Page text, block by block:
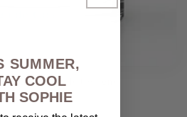
- Eau de Cologne
Prix
€39,00 EUR
SUMMER,
COOL
SOPHIE